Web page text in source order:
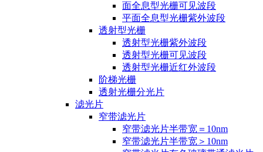
面全息型光栅可见波段
平面全息型光栅紫外波段
透射型光栅
透射型光栅紫外波段
透射型光栅可见波段
透射型光栅近红外波段
阶梯光栅
透射光栅分光片
滤光片
窄带滤光片
窄带滤光片半带宽＝10nm
窄带滤光片半带宽＞10nm